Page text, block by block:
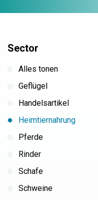
Sector
Alles tonen
Geflügel
Handelsartikel
Heimtiernahrung
Pferde
Rinder
Schafe
Schweine